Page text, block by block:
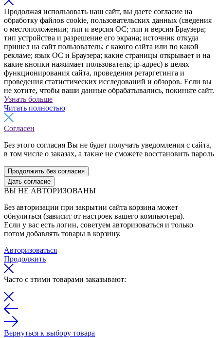
Продолжая использовать наш сайт, вы даете согласие на
обработку файлов cookie, пользовательских данных (сведения
о местоположении; тип и версия ОС; тип и версия Браузера;
тип устройства и разрешение его экрана; источник откуда
пришел на сайт пользователь; с какого сайта или по какой
рекламе; язык ОС и Браузера; какие страницы открывает и на
какие кнопки нажимает пользователь; ip-адрес) в целях
функционирования сайта, проведения ретаргетинга и
проведения статистических исследований и обзоров. Если вы
не хотите, чтобы ваши данные обрабатывались, покиньте сайт.
Узнать больше
Читать полностью
Согласен
Без этого согласия Вы не будет получать уведомления с сайта,
в том числе о заказах, а также не сможете восстановить пароль
Продолжить без согласия
Дать согласие
ВЫ НЕ АВТОРИЗОВАНЫ
Без авторизации при закрытии сайта корзина может
обнулиться (зависит от настроек вашего компьютера).
Если у вас есть логин, советуем авторизоваться и только
потом добавлять товары в корзину.
Авторизоваться
Продолжить
Часто с этими товарами заказывают:
Вернуться к выбору товара